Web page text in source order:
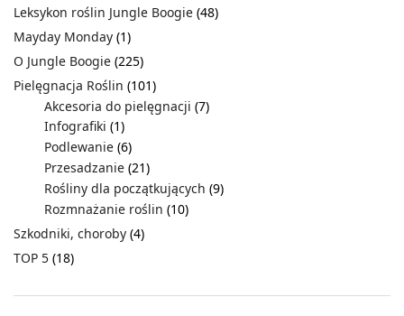
Leksykon roślin Jungle Boogie (48)
Mayday Monday (1)
O Jungle Boogie (225)
Pielęgnacja Roślin (101)
Akcesoria do pielęgnacji (7)
Infografiki (1)
Podlewanie (6)
Przesadzanie (21)
Rośliny dla początkujących (9)
Rozmnażanie roślin (10)
Szkodniki, choroby (4)
TOP 5 (18)